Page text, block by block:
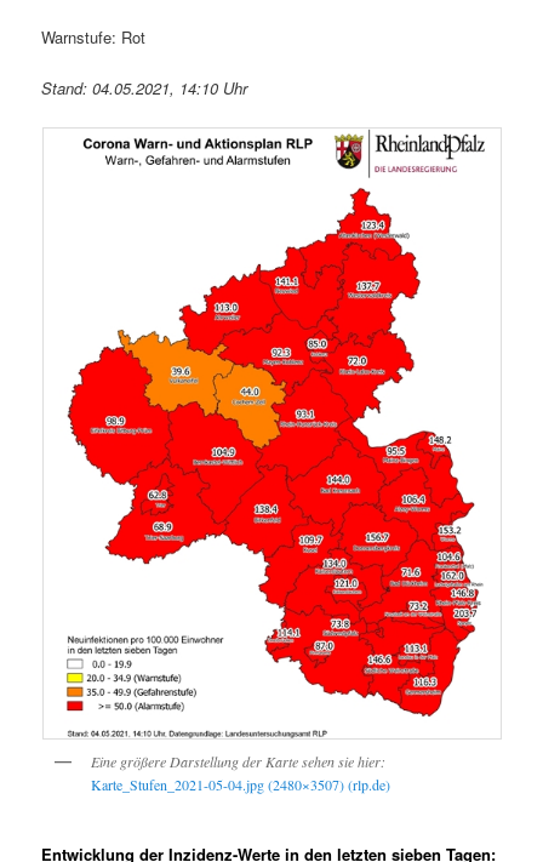
Warnstufe: Rot
Stand: 04.05.2021, 14:10 Uhr
Eine größere Darstellung der Karte sehen sie hier:
Karte_Stufen_2021-05-04.jpg (2480×3507) (rlp.de)
Entwicklung der Inzidenz-Werte in den letzten sieben Tagen: